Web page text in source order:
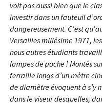
voit pas aussi bien que le
investir dans un fauteuil
dangereusement. C’est
Versailles millésime 1971,
nous autres étudiants
lampes de poche ! Montés
ferraille longs d’un mètre
de diamètre évoquent à s’y
dans le viseur desquelles,